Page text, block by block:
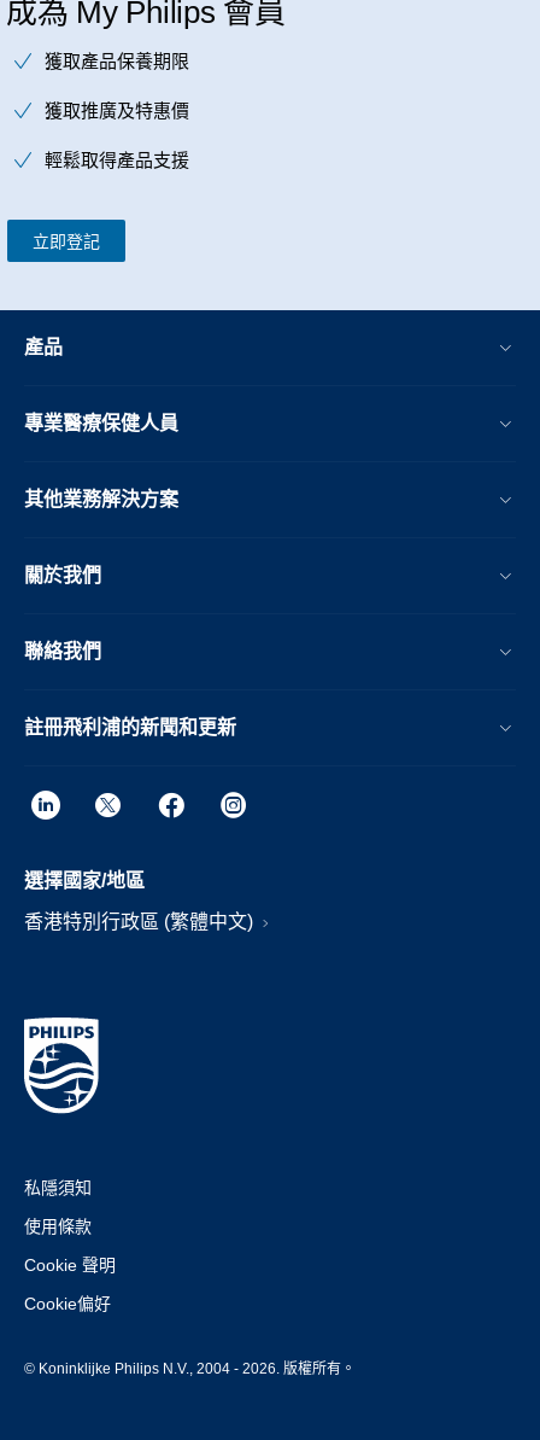
成為 My Philips 會員
獲取產品保養期限
獲取推廣及特惠價
輕鬆取得產品支援
立即登記
產品
專業醫療保健人員
其他業務解決方案​
關於我們
聯絡我們
註冊飛利浦的新聞和更新
選擇國家/地區
香港特別行政區 (繁體中文)
私隱須知
使用條款
Cookie 聲明
Cookie偏好
© Koninklijke Philips N.V., 2004 - 2026. 版權所有。